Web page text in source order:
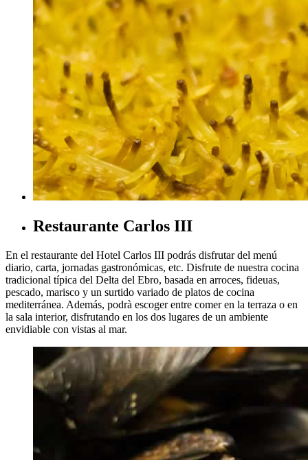
Restaurante Carlos III
En el restaurante del Hotel Carlos III podrás disfrutar del menú
diario, carta, jornadas gastronómicas, etc. Disfrute de nuestra cocina
tradicional típica del Delta del Ebro, basada en arroces, fideuas,
pescado, marisco y un surtido variado de platos de cocina
mediterránea. Además, podrà escoger entre comer en la terraza o en
la sala interior, disfrutando en los dos lugares de un ambiente
envidiable con vistas al mar.